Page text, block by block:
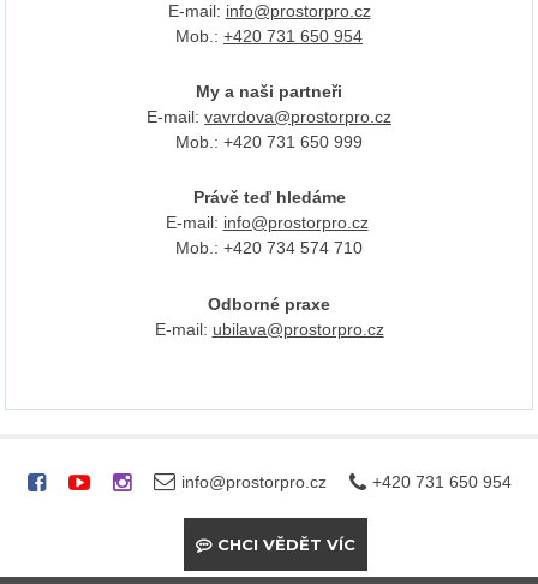
E-mail: info@prostorpro.cz
Mob.: +420 731 650 954
My a naši partneři
E-mail: vavrdova@prostorpro.cz
Mob.: +420 731 650 999
Právě teď hledáme
E-mail: info@prostorpro.cz
Mob.: +420 734 574 710
Odborné praxe
E-mail: ubilava@prostorpro.cz
info@prostorpro.cz +420 731 650 954
CHCI VĚDĚT VÍC